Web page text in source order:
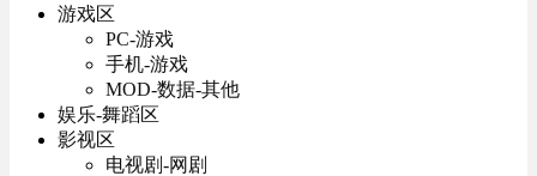
游戏区
PC-游戏
手机-游戏
MOD-数据-其他
娱乐-舞蹈区
影视区
电视剧-网剧